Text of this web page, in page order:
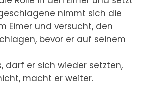
nimmt sich die
Eimer und versucht, den
bevor er auf seinem
darf er sich wieder setzten,
macht er weiter.